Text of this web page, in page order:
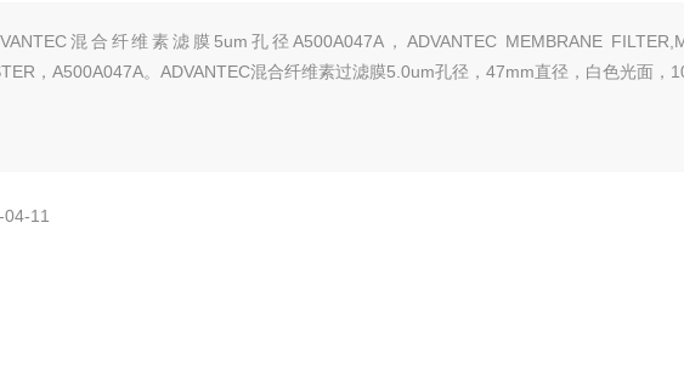
混合纤维素滤膜5um孔径A500A047A，ADVANTEC MEMBRANE
，A500A047A。ADVANTEC混合纤维素过滤膜5.0um孔径，47mm直径，白色光面，
11